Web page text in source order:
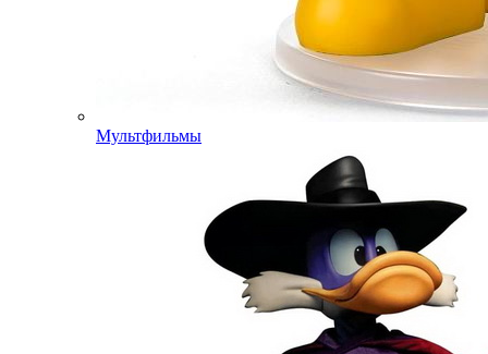
Мультфильмы